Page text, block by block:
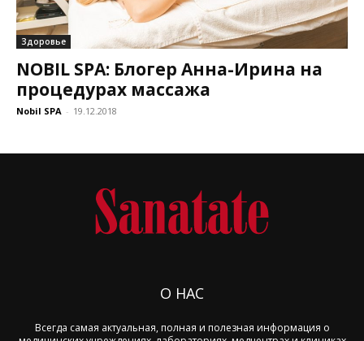
Здоровье
NOBIL SPA: Блогер Анна-Ирина на
процедурах массажа
Nobil SPA - 19.12.2018
О НАС
Всегда самая актуальная, полная и полезная информация о